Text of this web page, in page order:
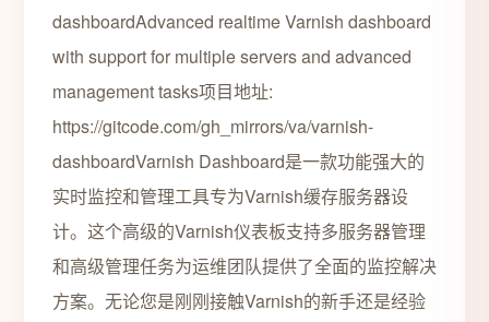
dashboardAdvanced realtime Varnish dashboard
with support for multiple servers and advanced
management tasks项目地址:
https://gitcode.com/gh_mirrors/va/varnish-
dashboardVarnish Dashboard是一款功能强大的
实时监控和管理工具专为Varnish缓存服务器设
计。这个高级的Varnish仪表板支持多服务器管理
和高级管理任务为运维团队提供了全面的监控解决
方案。无论您是刚刚接触Varnish的新手还是经验